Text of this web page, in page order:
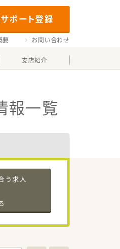
サポート登録
要 お問い合わせ
支店紹介
報一覧
う求人